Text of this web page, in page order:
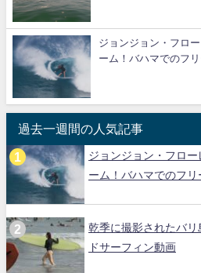
ジョンジョン・フロ
ーム！バハマでのフ
過去一週間の人気記事
ジョンジョン・フロ
ーム！バハマでのフ
乾季に撮影されたバ
ドサーフィン動画